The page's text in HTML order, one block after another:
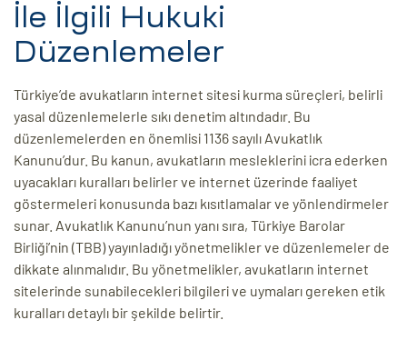
İle İlgili Hukuki
Düzenlemeler
Türkiye’de avukatların internet sitesi kurma süreçleri, belirli
yasal düzenlemelerle sıkı denetim altındadır. Bu
düzenlemelerden en önemlisi 1136 sayılı Avukatlık
Kanunu’dur. Bu kanun, avukatların mesleklerini icra ederken
uyacakları kuralları belirler ve internet üzerinde faaliyet
göstermeleri konusunda bazı kısıtlamalar ve yönlendirmeler
sunar. Avukatlık Kanunu’nun yanı sıra, Türkiye Barolar
Birliği’nin (TBB) yayınladığı yönetmelikler ve düzenlemeler de
dikkate alınmalıdır. Bu yönetmelikler, avukatların internet
sitelerinde sunabilecekleri bilgileri ve uymaları gereken etik
kuralları detaylı bir şekilde belirtir.